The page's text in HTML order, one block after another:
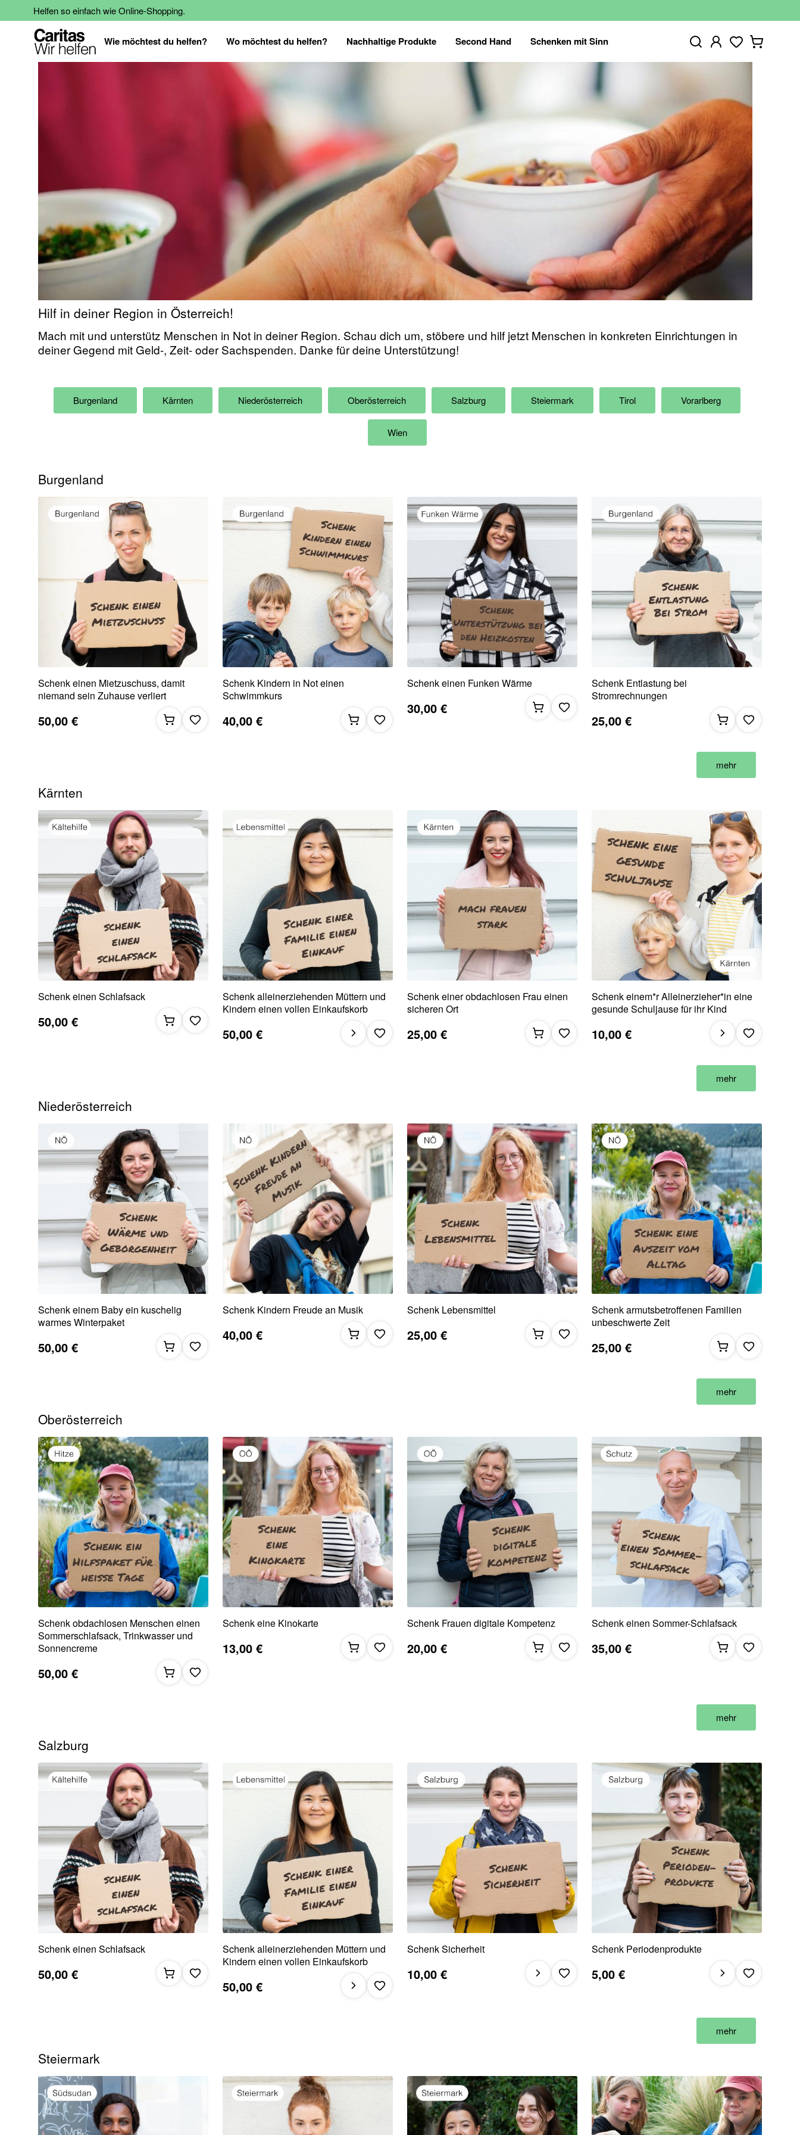
Helfen so einfach wie Online-Shopping.
Wie möchtest du helfen? Wo möchtest du helfen? Nachhaltige Produkte Second Hand Schenken mit Sinn
Hilf in deiner Region in Österreich!
Mach mit und unterstütz Menschen in Not in deiner Region. Schau dich um, stöbere und hilf jetzt Menschen in konkreten Einrichtungen in
deiner Gegend mit Geld-, Zeit- oder Sachspenden. Danke für deine Unterstützung!
Burgenland Kärnten Niederösterreich Oberösterreich Salzburg Steiermark Tirol Vorarlberg
Wien
Burgenland
Schenk einen Mietzuschuss, damit
niemand sein Zuhause verliert
50,00 €
Schenk Kindern in Not einen
Schwimmkurs
40,00 €
Schenk einen Funken Wärme
30,00 €
Schenk Entlastung bei
Stromrechnungen
25,00 €
mehr
Kärnten
Schenk einen Schlafsack
50,00 €
Schenk alleinerziehenden Müttern und
Kindern einen vollen Einkaufskorb
50,00 €
Schenk einer obdachlosen Frau einen
sicheren Ort
25,00 €
Schenk einem*r Alleinerzieher*in eine
gesunde Schuljause für ihr Kind
10,00 €
mehr
Niederösterreich
Schenk einem Baby ein kuschelig
warmes Winterpaket
50,00 €
Schenk Kindern Freude an Musik
40,00 €
Schenk Lebensmittel
25,00 €
Schenk armutsbetroffenen Familien
unbeschwerte Zeit
25,00 €
mehr
Oberösterreich
Schenk obdachlosen Menschen einen
Sommerschlafsack, Trinkwasser und
Sonnencreme
50,00 €
Schenk eine Kinokarte
13,00 €
Schenk Frauen digitale Kompetenz
20,00 €
Schenk einen Sommer-Schlafsack
35,00 €
mehr
Salzburg
Schenk einen Schlafsack
50,00 €
Schenk alleinerziehenden Müttern und
Kindern einen vollen Einkaufskorb
50,00 €
Schenk Sicherheit
10,00 €
Schenk Periodenprodukte
5,00 €
mehr
Steiermark